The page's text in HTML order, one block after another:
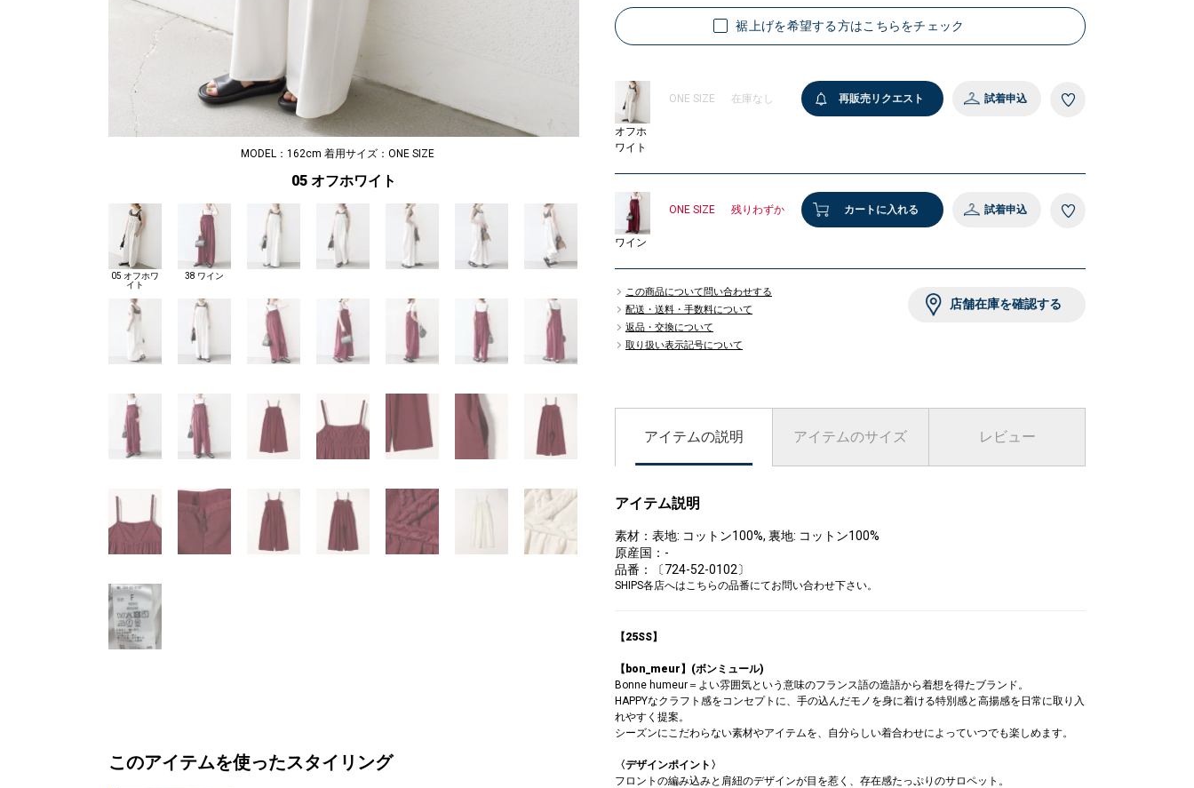
MODEL：162cm 着用サイズ：ONE SIZE
05 オフホワイト
05 オフホワ
イト
38 ワイン
このアイテムを使ったスタイリング
裾上げを希望する方はこちらをチェック
オフホ
ワイト
ONE SIZE 在庫なし 再販売リクエスト 試着申込
ワイン
ONE SIZE 残りわずか カートに入れる 試着申込
この商品について問い合わせする
配送・送料・手数料について
返品・交換について
取り扱い表示記号について
店舗在庫を確認する
アイテムの説明 アイテムのサイズ レビュー
アイテム説明
素材：表地: コットン100%, 裏地: コットン100%
原産国：-
品番：〔724-52-0102〕
SHIPS各店へはこちらの品番にてお問い合わせ下さい。
【25SS】
【bon_meur】(ボンミュール)
Bonne humeur＝よい雰囲気という意味のフランス語の造語から着想を得たブランド。
HAPPYなクラフト感をコンセプトに、手の込んだモノを身に着ける特別感と高揚感を日常に取り入
れやすく提案。
シーズンにこだわらない素材やアイテムを、自分らしい着合わせによっていつでも楽しめます。
〈デザインポイント〉
フロントの編み込みと肩紐のデザインが目を惹く、存在感たっぷりのサロペット。